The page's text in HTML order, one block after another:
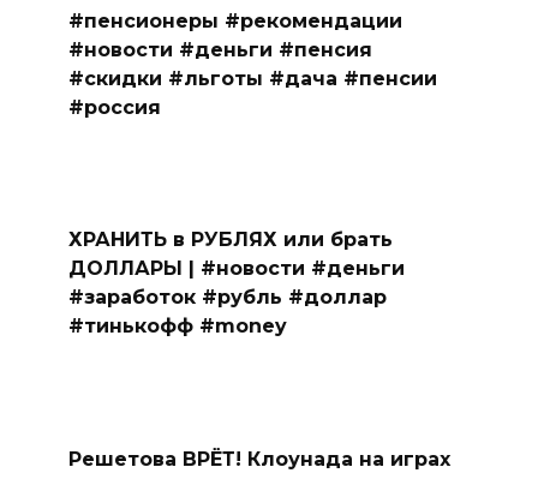
#пенсионеры #рекомендации
#новости #деньги #пенсия
#скидки #льготы #дача #пенсии
#россия
ХРАНИТЬ в РУБЛЯХ или брать
ДОЛЛАРЫ | #новости #деньги
#заработок #рубль #доллар
#тинькофф #money
Решетова ВРЁТ! Клоунада на играх